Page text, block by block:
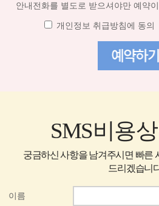
안내전화를 별도로 받으셔야만 예약
개인정보 취급방침에 동의
SMS비용
궁금하신 사항을 남겨주시면 빠른
드리겠습니
이름